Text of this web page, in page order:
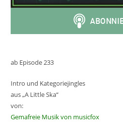
ab Episode 233
Intro und Kategoriejingles
aus „A Little Ska“
von:
Gemafreie Musik von musicfox